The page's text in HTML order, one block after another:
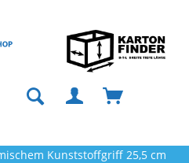
Kunststoffgriff 25,5 cm